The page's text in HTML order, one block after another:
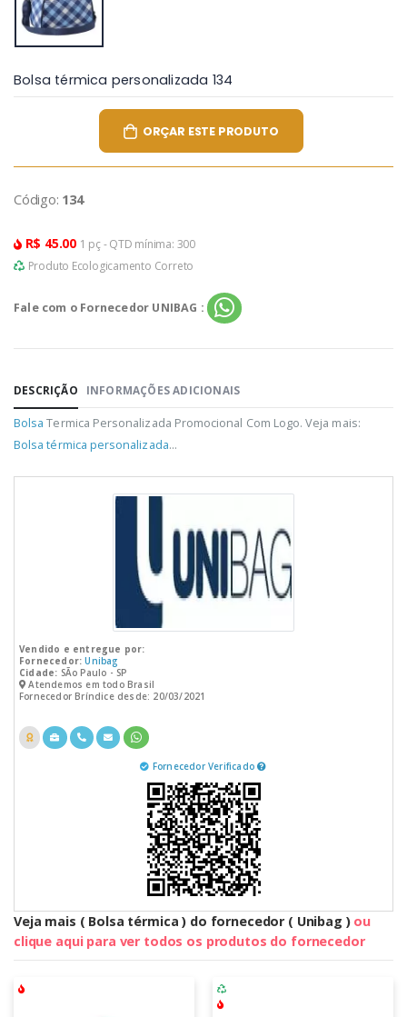
Bolsa térmica personalizada 134
ORÇAR ESTE PRODUTO
Código: 134
R$ 45.00 1 pç - QTD mínima: 300
Produto Ecologicamento Correto
Fale com o Fornecedor UNIBAG :
DESCRIÇÃO INFORMAÇÕES ADICIONAIS
Bolsa Termica Personalizada Promocional Com Logo. Veja mais:
Bolsa térmica personalizada...
Vendido e entregue por:
Fornecedor: Unibag
Cidade: SÃo Paulo - SP
Atendemos em todo Brasil
Fornecedor Bríndice desde: 20/03/2021
Fornecedor Verificado
Veja mais ( Bolsa térmica ) do fornecedor ( Unibag ) ou
clique aqui para ver todos os produtos do fornecedor